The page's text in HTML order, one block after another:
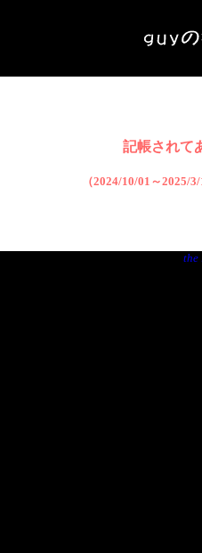
記帳されて
（2024/10/01～2025/
the